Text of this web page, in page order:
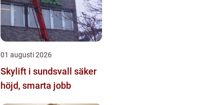
01 augusti 2026
Skylift i sundsvall säker
höjd, smarta jobb